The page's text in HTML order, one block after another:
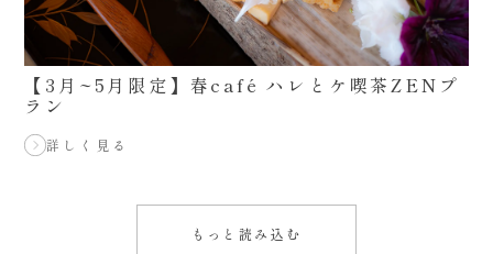
【3月~5月限定】春café ハレとケ喫茶ZENプ
ラン
詳しく見る
もっと読み込む